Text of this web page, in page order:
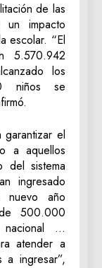
de las
un impacto
escolar. “El
5.570.942
los
niños se
garantizar el
a aquellos
del sistema
ingresado
nuevo año
500.000
nacional …
atender a
ingresar”,